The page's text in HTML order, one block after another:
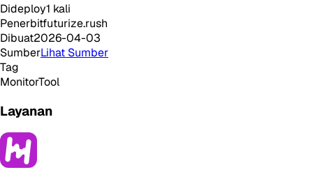
Dideploy1 kali
Penerbitfuturize.rush
Dibuat2026-04-03
SumberLihat Sumber
Tag
MonitorTool
Layanan